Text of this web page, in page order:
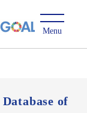
Database of